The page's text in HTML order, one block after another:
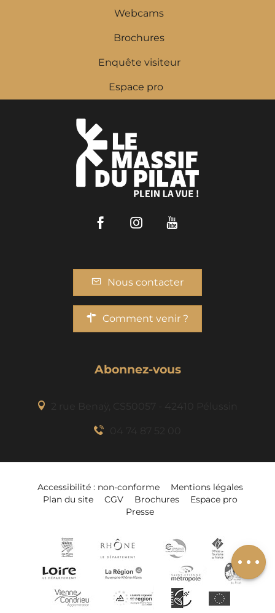
Prestations
Ajouter à mon
séjour
Webcams
Brochures
Enquête visiteur
Espace pro
FacebookInstagram
Nous contacter
Comment venir ?
Abonnez-vous
Accessibilité : non-conforme
Mentions légales
Plan du site
CGV Brochures
Espace pro
Presse